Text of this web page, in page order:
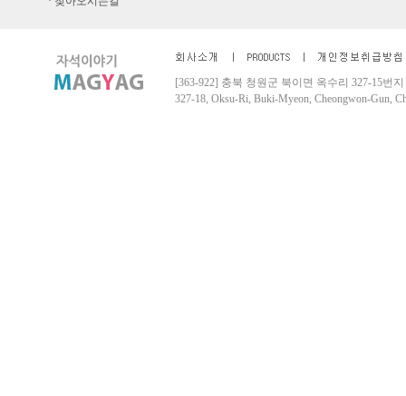
[363-922] 충북 청원군 북이면 옥수리 327-15번지
327-18, Oksu-Ri, Buki-Myeon, Cheongwon-Gun,